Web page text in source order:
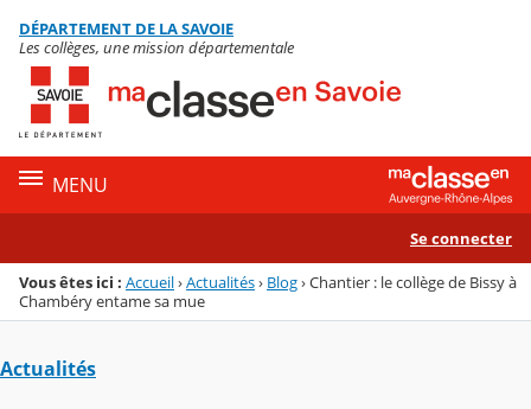
Menu de la rubrique
Contenu
DÉPARTEMENT DE LA SAVOIE
Les collèges, une mission départementale
MENU
Se connecter
Vous êtes ici : Accueil›Actualités› Blog›Chantier : le collège de Bissy à
Chambéry entame sa mue
Actualités